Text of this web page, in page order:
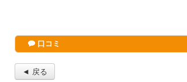
口コミ
◄ 戻る